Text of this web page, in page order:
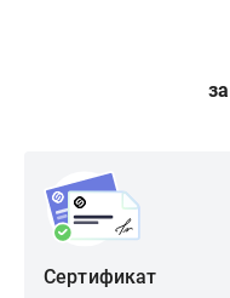
Сертификат